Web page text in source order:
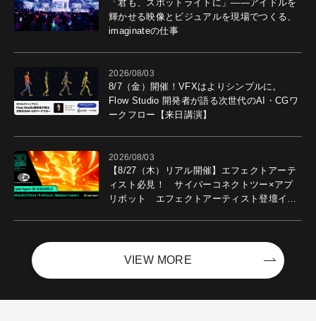
「君も、スポットライトに」――アイドルを
輝かせる映像とビジュアルを現場でつくる、
imaginateの仕事
2026/08/03
8/7（金）開催！VFXはよりシンプルに。
Flow Studio 開発者が語る次世代のAI・CGワ
ークフロー【来日講演】
2026/08/03
【8/27（木）リアル開催】エフェクトアーテ
ィスト必見！ サイバーコネクトツー×アプ
リボット エフェクトアーティスト登壇イベ
VIEW MORE